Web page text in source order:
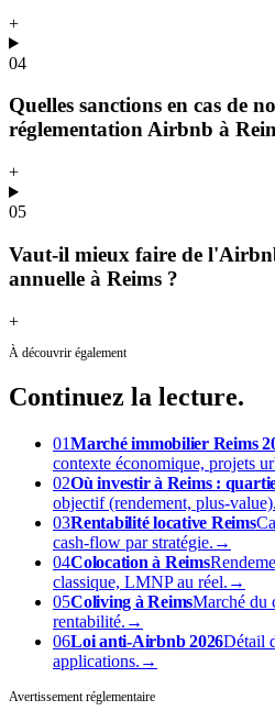
+
04
Quelles sanctions en cas de
réglementation Airbnb à
+
05
Vaut-il mieux faire de
annuelle à Reims ?
+
À découvrir également
Continuez la lecture.
01Marché immobilier Reims
contexte économique, projets
02Où investir à Reims :
objectif (rendement, plus-value).
03Rentabilité locative Reims
cash-flow par stratégie. →
04Colocation à Reims
classique, LMNP au réel. →
05Coliving à ReimsMarché du
rentabilité. →
06Loi anti-Airbnb 2026Détail
applications. →
Avertissement réglementaire